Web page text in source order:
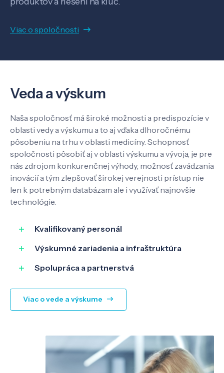
O nás
Kontakt
EN
Viac o spoločnosti
Veda a výskum
Naša spoločnosť má široké možnosti a predispozície v
oblasti vedy a výskumu a to aj vďaka dlhoročnému
pôsobeniu na trhu v oblasti medicíny. Schopnosť
spoločnosti pôsobiť aj v oblasti výskumu a vývoja, je pre
nás zdrojom konkurenčnej výhody, možnosť zavádzania
inovácií a tým zlepšovať širokej verejnosti prístup nie
len k potrebným databázam ale i využívať najnovšie
technológie.
Kvalifikovaný personál
Výskumné zariadenia a infraštruktúra
Spolupráca a partnerstvá
Viac o vede a výskume